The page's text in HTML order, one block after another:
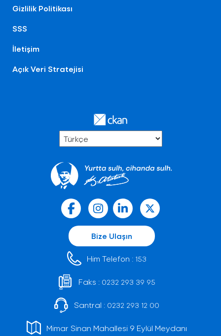
Gizlilik Politikası
SSS
İletişim
Açık Veri Stratejisi
Bize Ulaşın
Him Telefon : 153
Faks : 0232 293 39 95
Santral : 0232 293 12 00
Mimar Sinan Mahallesi 9 Eylül Meydanı